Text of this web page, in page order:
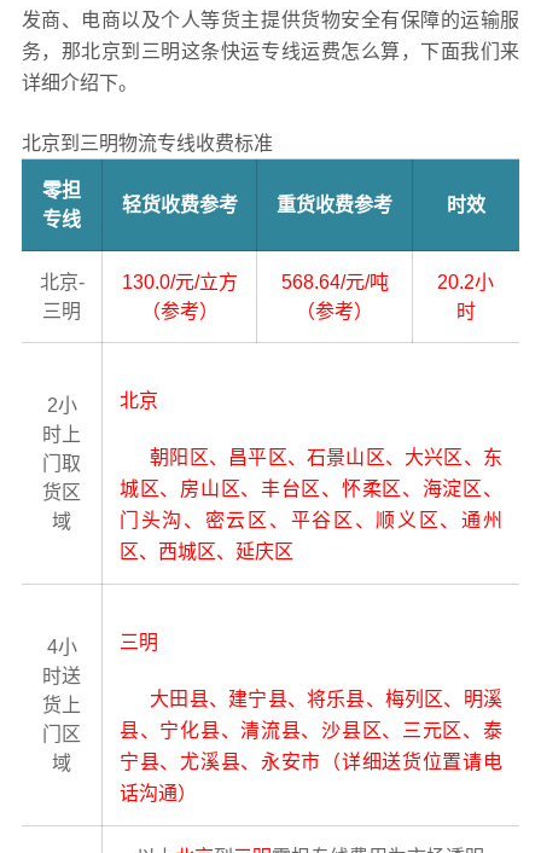
发商、电商以及个人等货主提供货物安全有保障的运输服
务，那北京到三明这条快运专线运费怎么算，下面我们来
详细介绍下。
北京到三明物流专线收费标准
零担
专线
轻货收费参考 重货收费参考 时效
北京-
三明
130.0/元/立方
（参考）
568.64/元/吨
（参考）
20.2小
时
2小
时上
门取
货区
域
北京
朝阳区、昌平区、石景山区、大兴区、东
城区、房山区、丰台区、怀柔区、海淀区、
门头沟、密云区、平谷区、顺义区、通州
区、西城区、延庆区
4小
时送
货上
门区
域
三明
大田县、建宁县、将乐县、梅列区、明溪
县、宁化县、清流县、沙县区、三元区、泰
宁县、尤溪县、永安市（详细送货位置请电
话沟通）